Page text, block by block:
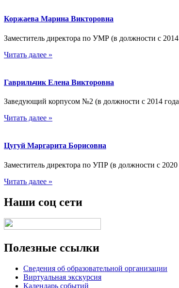
Коржаева Марина Викторовна
Заместитель директора по УМР (в должности с
Читать далее »
Гаврильчик Елена Викторовна
Заведующий корпусом №2 (в должности с 2014
Читать далее »
Цугуй Маргарита Борисовна
Заместитель директора по УПР (в должности с
Читать далее »
Наши соц сети
Полезные ссылки
Сведения об образовательной организации
Виртуальная экскурсия
Календарь событий